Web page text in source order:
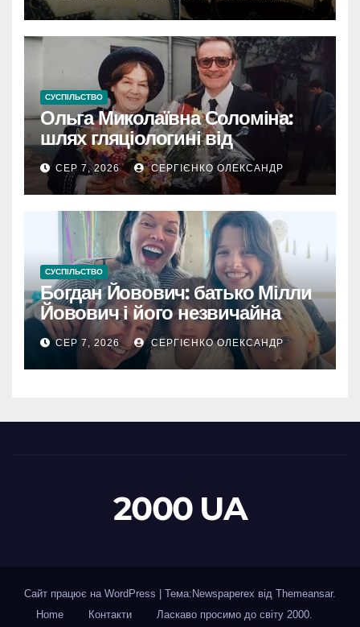
СУСПІЛЬСТВО
Ольга Миколаївна Соломіна:
шлях гляціологині від
експедиційної кухарки до
директора Інституту географії
РАН
СЕР 7, 2026 СЕРГІЄНКО ОЛЕКСАНДР
СУСПІЛЬСТВО
Богдан Йовович: батько Мілли
Йовович і його незвичайна
доля
СЕР 7, 2026 СЕРГІЄНКО ОЛЕКСАНДР
2000 UA
Сайт працює на WordPress Тема:Newspaperex від Themeansar.
Home
Контакти Ласкаво просимо до світу 2000.